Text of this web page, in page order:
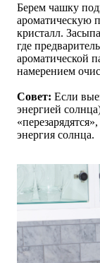
Берем чашку
ароматическую
кристалл.
где
ароматической
намерением
Совет: Если
энергией
энергия солнца.